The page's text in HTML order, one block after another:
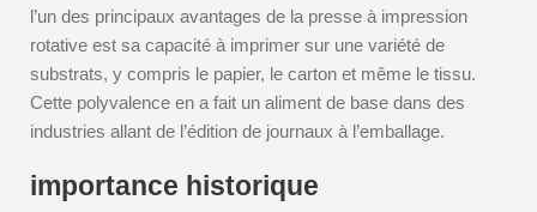
l’un des principaux avantages de la presse à impression
rotative est sa capacité à imprimer sur une variété de
substrats, y compris le papier, le carton et même le tissu.
Cette polyvalence en a fait un aliment de base dans des
industries allant de l’édition de journaux à l’emballage.
importance historique